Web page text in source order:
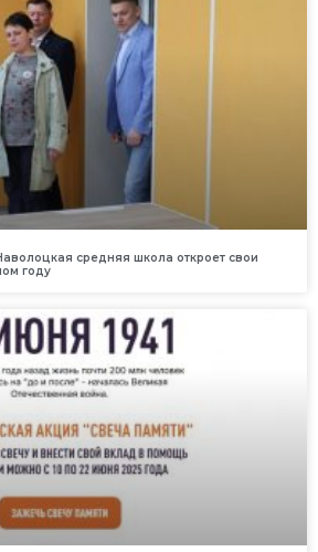
средняя школа откроет свои
году